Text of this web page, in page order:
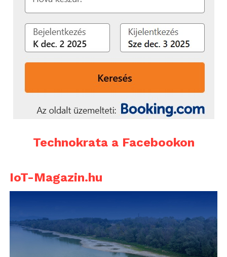
Technokrata a Facebookon
IoT-Magazin.hu